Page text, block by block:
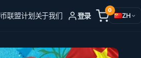
联盟计划 关于我们 登录
0
ZH